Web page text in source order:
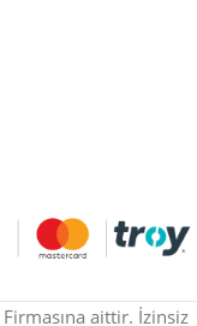
Firmasına aittir. İzinsiz